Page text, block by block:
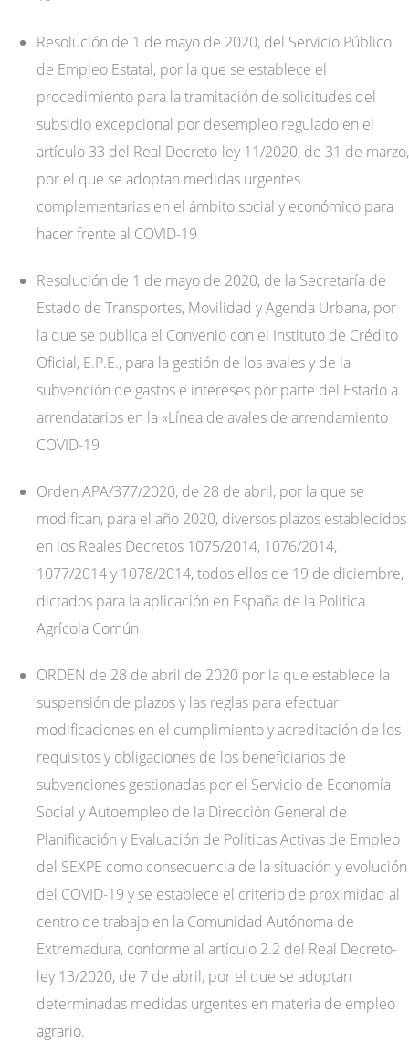
Resolución de 1 de mayo de 2020, del Servicio Público
de Empleo Estatal, por la que se establece el
procedimiento para la tramitación de solicitudes del
subsidio excepcional por desempleo regulado en el
artículo 33 del Real Decreto-ley 11/2020, de 31 de marzo,
por el que se adoptan medidas urgentes
complementarias en el ámbito social y económico para
hacer frente al COVID-19
Resolución de 1 de mayo de 2020, de la Secretaría de
Estado de Transportes, Movilidad y Agenda Urbana, por
la que se publica el Convenio con el Instituto de Crédito
Oficial, E.P.E., para la gestión de los avales y de la
subvención de gastos e intereses por parte del Estado a
arrendatarios en la «Línea de avales de arrendamiento
COVID-19
Orden APA/377/2020, de 28 de abril, por la que se
modifican, para el año 2020, diversos plazos establecidos
en los Reales Decretos 1075/2014, 1076/2014,
1077/2014 y 1078/2014, todos ellos de 19 de diciembre,
dictados para la aplicación en España de la Política
Agrícola Común
ORDEN de 28 de abril de 2020 por la que establece la
suspensión de plazos y las reglas para efectuar
modificaciones en el cumplimiento y acreditación de los
requisitos y obligaciones de los beneficiarios de
subvenciones gestionadas por el Servicio de Economía
Social y Autoempleo de la Dirección General de
Planificación y Evaluación de Políticas Activas de Empleo
del SEXPE como consecuencia de la situación y evolución
del COVID-19 y se establece el criterio de proximidad al
centro de trabajo en la Comunidad Autónoma de
Extremadura, conforme al artículo 2.2 del Real Decreto-
ley 13/2020, de 7 de abril, por el que se adoptan
determinadas medidas urgentes en materia de empleo
agrario.